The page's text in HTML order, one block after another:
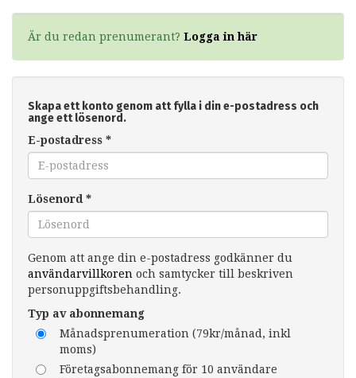
Är du redan prenumerant? Logga in här
Skapa ett konto genom att fylla i din e-postadress och
ange ett lösenord.
E-postadress *
Lösenord *
Genom att ange din e-postadress godkänner du
användarvillkoren och samtycker till beskriven
personuppgiftsbehandling.
Typ av abonnemang
Månadsprenumeration (79kr/månad, inkl
moms)
Företagsabonnemang för 10 användare